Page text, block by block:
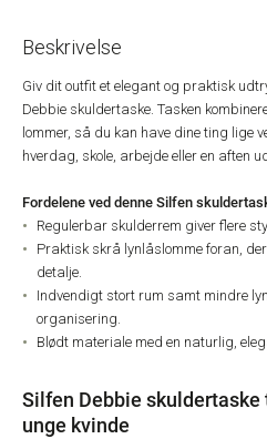
Beskrivelse
Giv dit outfit et elegant og praktisk
Debbie skuldertaske. Tasken
lommer, så du kan have dine ting lige
hverdag, skole, arbejde eller en aften
Fordelene ved denne Silfen
Regulerbar skulderrem giver flere
Praktisk skrå lynlåslomme foran,
detalje.
Indvendigt stort rum samt mindre
organisering.
Blødt materiale med en naturlig,
Silfen Debbie
unge kvinde